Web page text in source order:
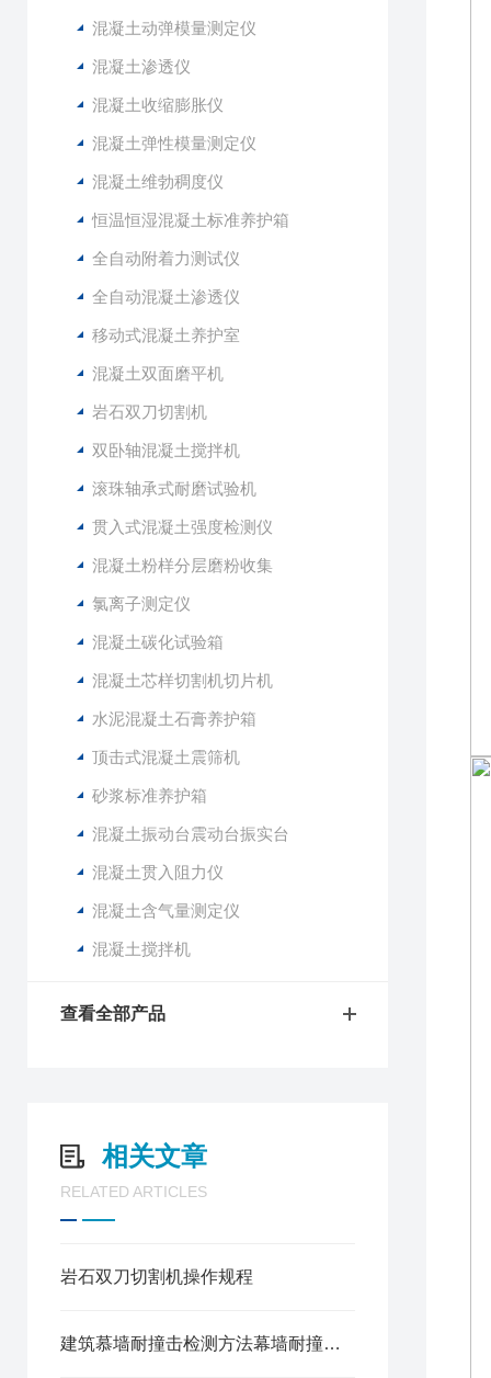
混凝土动弹模量测定仪
混凝土渗透仪
混凝土收缩膨胀仪
混凝土弹性模量测定仪
混凝土维勃稠度仪
恒温恒湿混凝土标准养护箱
全自动附着力测试仪
全自动混凝土渗透仪
移动式混凝土养护室
混凝土双面磨平机
岩石双刀切割机
双卧轴混凝土搅拌机
滚珠轴承式耐磨试验机
贯入式混凝土强度检测仪
混凝土粉样分层磨粉收集
氯离子测定仪
混凝土碳化试验箱
混凝土芯样切割机切片机
水泥混凝土石膏养护箱
顶击式混凝土震筛机
砂浆标准养护箱
混凝土振动台震动台振实台
混凝土贯入阻力仪
混凝土含气量测定仪
混凝土搅拌机
查看全部产品
相关文章
RELATED ARTICLES
岩石双刀切割机操作规程
建筑慕墙耐撞击检测方法幕墙耐撞击性能测试装置